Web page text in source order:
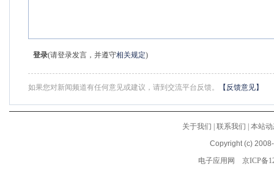
登录(请登录发言，并遵守相关规定)
如果您对新闻频道有任何意见或建议，请到交流平台反馈。 【反馈意见】
关于我们 联系我们
本站
Copyright (c)
电子应用网
京ICP备